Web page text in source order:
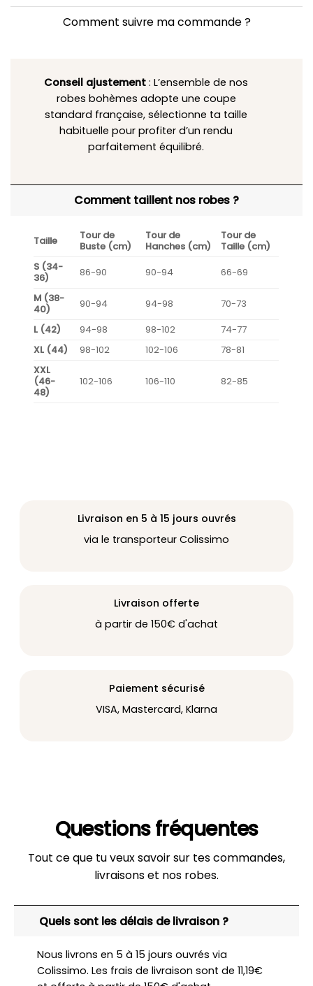
Comment suivre ma commande ?
Conseil ajustement : L’ensemble de nos
robes bohèmes adopte une coupe
standard française, sélectionne ta taille
habituelle pour profiter d’un rendu
parfaitement équilibré.
Comment taillent nos robes ?
Taille
Tour de
Buste (cm)
Tour de
Hanches (cm)
Tour de
Taille (cm)
S (34-
36)
86-90 90-94
66-69
M (38-
40)
90-94 94-98
70-73
L (42)
94-98 98-102
74-77
XL (44)
98-102 102-106
78-81
XXL
(46-
48)
102-106 106-110 82-85
Livraison en 5 à 15 jours ouvrés
via le transporteur Colissimo
Livraison offerte
à partir de 150€ d'achat
Paiement sécurisé
VISA, Mastercard, Klarna
Questions fréquentes
Tout ce que tu veux savoir sur tes commandes,
livraisons et nos robes.
Quels sont les délais de livraison ?
Nous livrons en 5 à 15 jours ouvrés via
Colissimo. Les frais de livraison sont de 11,19€